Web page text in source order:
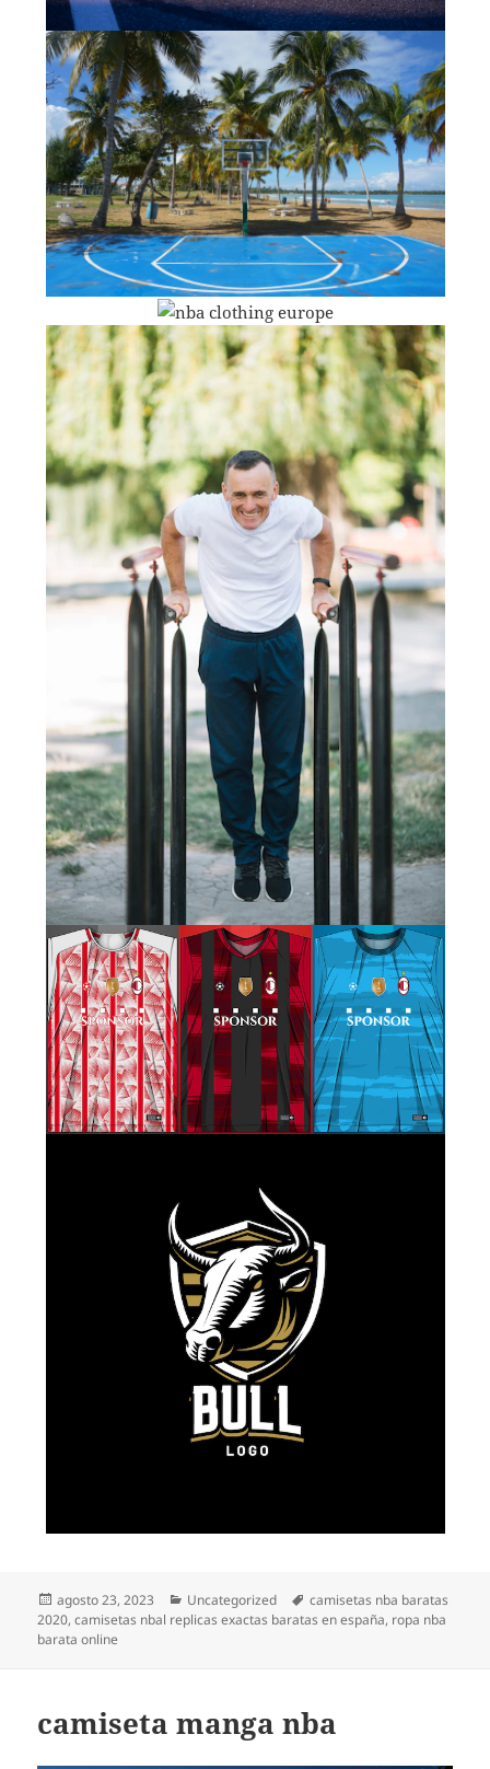
Publicado
el
agosto 23, 2023 Categorías
Uncategorized Etiquetas
camisetas nba baratas
2020,camisetas nbal replicas exactas baratas en españa, ropa nba
barata online
camiseta manga nba